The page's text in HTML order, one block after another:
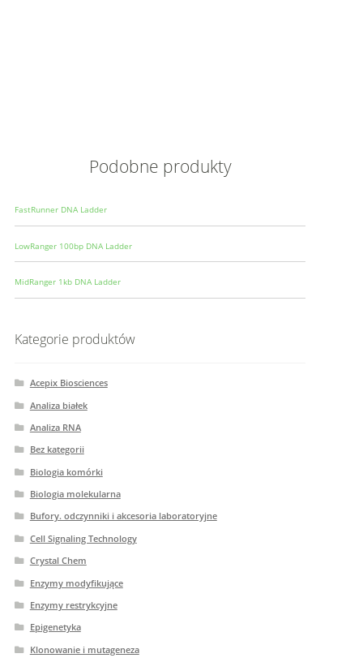
Podobne produkty
FastRunner DNA Ladder
LowRanger 100bp DNA Ladder
MidRanger 1kb DNA Ladder
Kategorie produktów
Acepix Biosciences
Analiza białek
Analiza RNA
Bez kategorii
Biologia komórki
Biologia molekularna
Bufory. odczynniki i akcesoria laboratoryjne
Cell Signaling Technology
Crystal Chem
Enzymy modyfikujące
Enzymy restrykcyjne
Epigenetyka
Klonowanie i mutageneza